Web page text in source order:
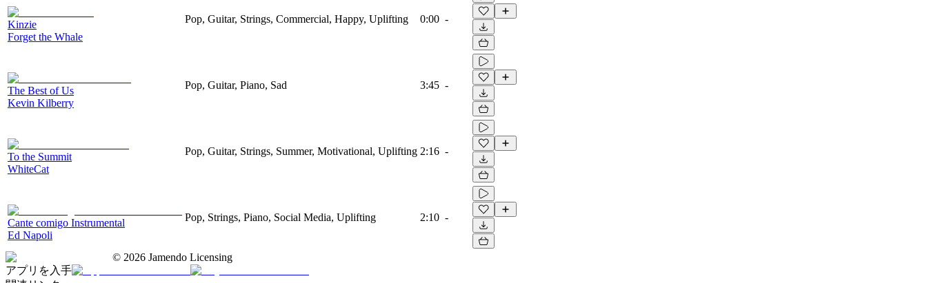
Kinzie
Forget the Whale
Pop, Guitar, Strings, Commercial, Happy, Uplifting 0:00 -
The Best of Us
Kevin Kilberry
Pop, Guitar, Piano, Sad 3:45 -
To the Summit
WhiteCat
Pop, Guitar, Strings, Summer, Motivational, Uplifting 2:16 -
Cante comigo Instrumental
Ed Napoli
Pop, Strings, Piano, Social Media, Uplifting 2:10 -
© 2026 Jamendo Licensing
アプリを入手